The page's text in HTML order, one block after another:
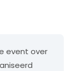
event over